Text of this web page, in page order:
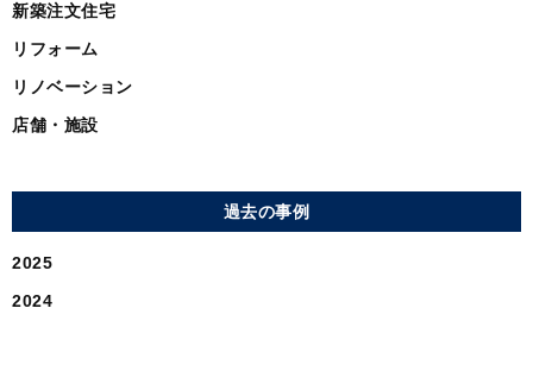
新築注文住宅
リフォーム
リノベーション
店舗・施設
過去の事例
2025
2024